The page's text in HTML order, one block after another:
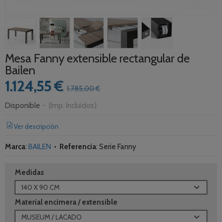
Mesa Fanny extensible rectangular de
Bailen
1.124,55 € 1.785,00 €
Disponible - (Imp. Incluidos)
Ver descripción
Marca: BAILEN • Referencia: Serie Fanny
Medidas
Material encimera / extensible